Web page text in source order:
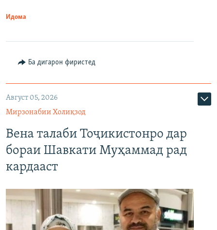
Идома
Ба дигарон фиристед
Август 05, 2026
Мирзонабии Холиқзод
Вена талаби Тоҷикистонро дар
бораи Шавкати Муҳаммад рад
кардааст